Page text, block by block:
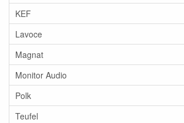
KEF
Lavoce
Magnat
Monitor Audio
Polk
Teufel